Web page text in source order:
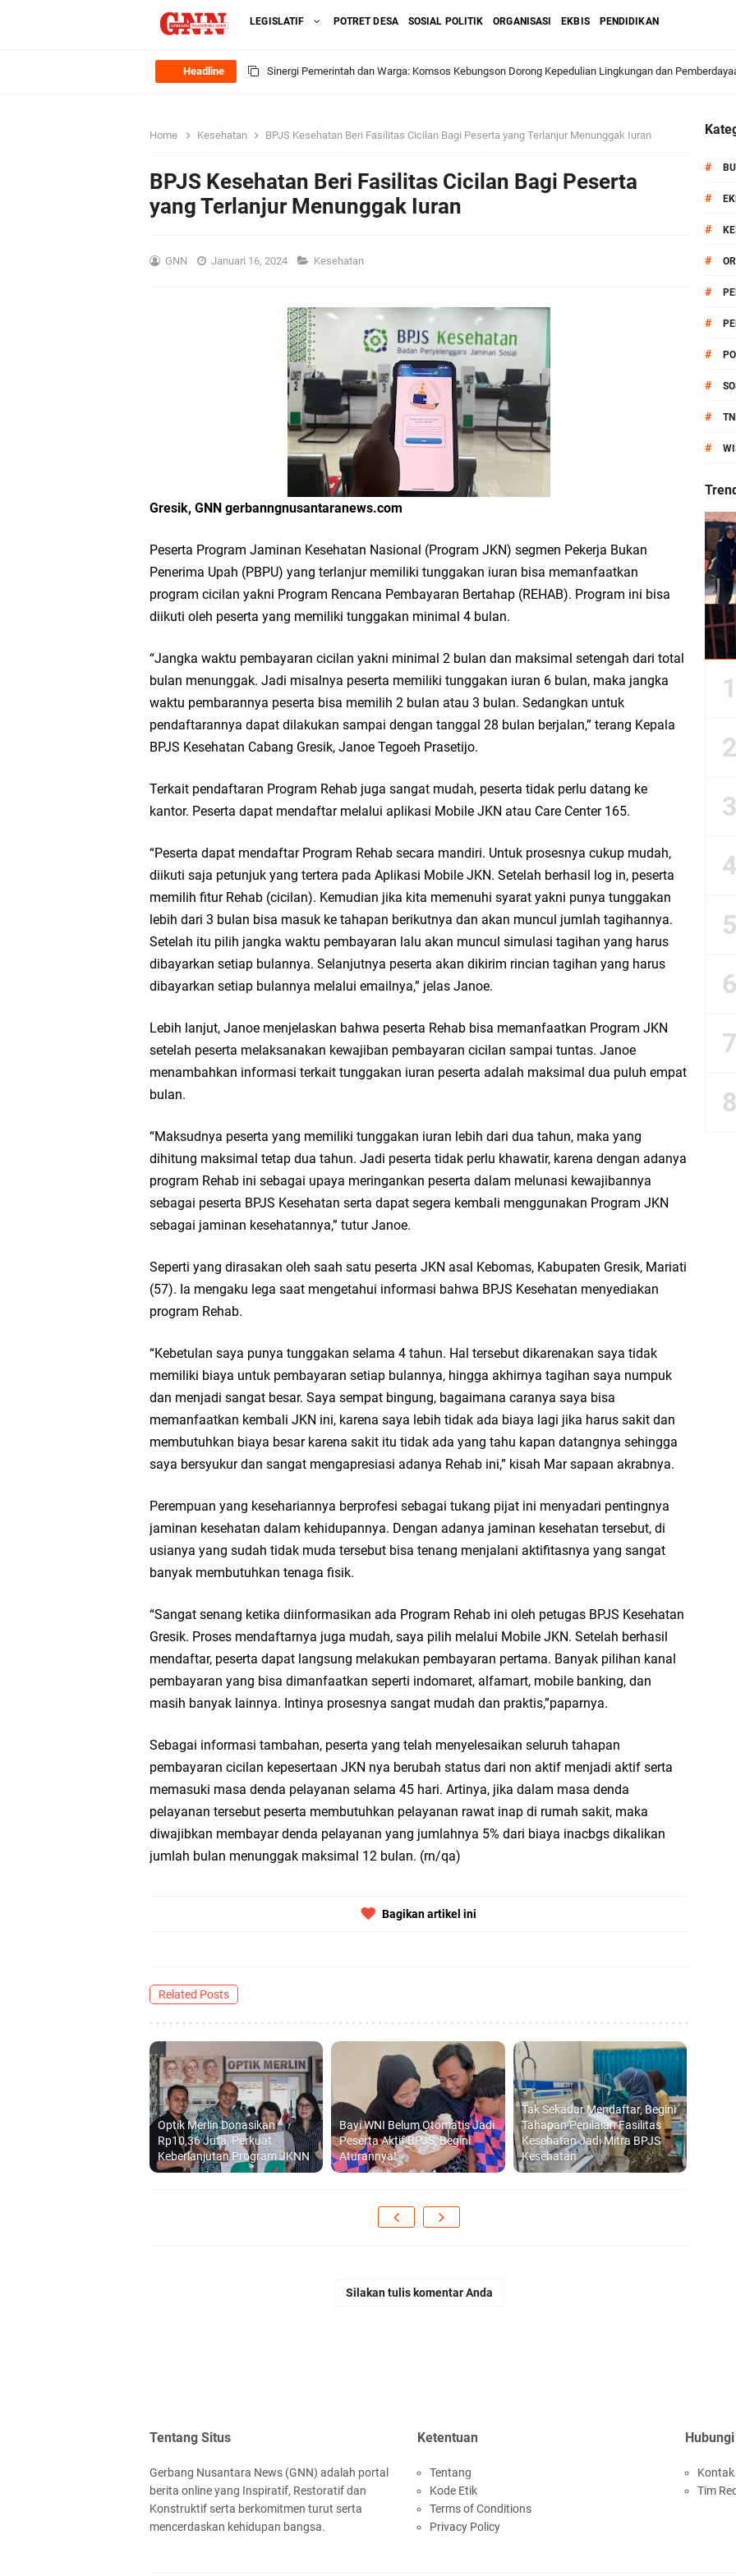
LEGISLATIF POTRET DESA SOSIAL POLITIK ORGANISASI EKBIS PENDIDIKAN
Headline Sinergi Pemerintah dan Warga: Komsos Kebungson Dorong Kepedulian Lingkungan dan
BerdampakNarasi
Bupati Gresik Cup 2026 siap Digelar, Ajang Strategis Cetak Atlet Menuju Porprov Jatim 2027
Workshop Petani Organik Pati Raya: Meneguhkan Kemandirian Pangan, Merawat Alam,
Tumpeng Nasi Krawu Pecahkan Rekor MURI, KWGe Angkat Kuliner Gresik ke Panggung Dunia
FOZ Jatim, BAZNAS, dan Kemenag Salurkan 22.456 Bingkisan Lebaran Yatim Serentak di Berbagai
Jawa Timur
Bupati Gresik Gus Yani Resmikan Kantor Desa Sidoraharjo: Simbol Komitmen Pelayanan Publik dan
Optik Merlin Donasikan Rp10,36 Juta, Perkuat Keberlanjutan Program JKNN
Ruwatan Malam Satu Suro di Dusun Kedungsekar Lor, Tradisi Luhur yang Terus Istiqomah
Ketua DPD Golkar Gresik Wongso Negoro Sambut Tahun Baru Islam 1448 H dengan Doa Kedamaian
Wakil Ketua DPRD Gresik Mujid Riduan Sampaikan Doa dan Harapan di Tahun Baru Islam 1448 H
Selamat Tahun Baru Islam 1 Muharram 1448 H: Pesan Hijrah Drs. H. Husnul Aqib, M.M. untuk Negeri
Reses Anggota DPRD Jabar M. Rizky di Desa Cibitung Wetan: Serap Aspirasi Petani dan Warga
Hari Jadi Pertama PHIGMA: Advokat dan LBH Perkuat Soliditas di Jakarta
Pemdes Cibanteng Salurkan PMT: Cegah Stunting, Perkuat Gizi Balita dan Ibu Hamil Narasi
Karang Taruna Gresik Perkuat Ekonomi Lewat Pemanfaatan Gedung C Islamic Center
Nila Yani Apresiasi Launching Komunitas Gowes dan Pasar Ahad Jajanan Jadul di Ecopark
Takmir Masjid KH Robbach Ma’sum Gelar Penyembelihan Hewan Qurban dari Bupati & Kepala
Gresik
DPC PDI Perjuangan Gresik Tebar Berkah Idul Adha, Bagikan Daging Kurban untuk Ratusan Warga
Ponpes Himmatul Khoiriyah Gelar Penyembelihan Hewan Qurban dari Keluarga Besar dr. Titin Ekowati
RT 03 RW 01 Patra Raya Rosewood Cerme Gresik Berbenah dan Bersolek, Siap Meriahkan HUT Ke 81
Home Kesehatan BPJS Kesehatan Beri Fasilitas Cicilan Bagi Peserta yang Terlanjur Menunggak Iuran
BPJS Kesehatan Beri Fasilitas Cicilan Bagi Peserta
yang Terlanjur Menunggak Iuran
GNN Januari 16, 2024 Kesehatan
Gresik, GNN gerbanngnusantaranews.com
Peserta Program Jaminan Kesehatan Nasional (Program JKN) segmen Pekerja Bukan
Penerima Upah (PBPU) yang terlanjur memiliki tunggakan iuran bisa memanfaatkan
program cicilan yakni Program Rencana Pembayaran Bertahap (REHAB). Program ini bisa
diikuti oleh peserta yang memiliki tunggakan minimal 4 bulan.
“Jangka waktu pembayaran cicilan yakni minimal 2 bulan dan maksimal setengah dari total
bulan menunggak. Jadi misalnya peserta memiliki tunggakan iuran 6 bulan, maka jangka
waktu pembarannya peserta bisa memilih 2 bulan atau 3 bulan. Sedangkan untuk
pendaftarannya dapat dilakukan sampai dengan tanggal 28 bulan berjalan,” terang Kepala
BPJS Kesehatan Cabang Gresik, Janoe Tegoeh Prasetijo.
Terkait pendaftaran Program Rehab juga sangat mudah, peserta tidak perlu datang ke
kantor. Peserta dapat mendaftar melalui aplikasi Mobile JKN atau Care Center 165.
“Peserta dapat mendaftar Program Rehab secara mandiri. Untuk prosesnya cukup mudah,
diikuti saja petunjuk yang tertera pada Aplikasi Mobile JKN. Setelah berhasil log in, peserta
memilih fitur Rehab (cicilan). Kemudian jika kita memenuhi syarat yakni punya tunggakan
lebih dari 3 bulan bisa masuk ke tahapan berikutnya dan akan muncul jumlah tagihannya.
Setelah itu pilih jangka waktu pembayaran lalu akan muncul simulasi tagihan yang harus
dibayarkan setiap bulannya. Selanjutnya peserta akan dikirim rincian tagihan yang harus
dibayarkan setiap bulannya melalui emailnya,” jelas Janoe.
Lebih lanjut, Janoe menjelaskan bahwa peserta Rehab bisa memanfaatkan Program JKN
setelah peserta melaksanakan kewajiban pembayaran cicilan sampai tuntas. Janoe
menambahkan informasi terkait tunggakan iuran peserta adalah maksimal dua puluh empat
bulan.
“Maksudnya peserta yang memiliki tunggakan iuran lebih dari dua tahun, maka yang
dihitung maksimal tetap dua tahun. Jadi peserta tidak perlu khawatir, karena dengan adanya
program Rehab ini sebagai upaya meringankan peserta dalam melunasi kewajibannya
sebagai peserta BPJS Kesehatan serta dapat segera kembali menggunakan Program JKN
sebagai jaminan kesehatannya,” tutur Janoe.
Seperti yang dirasakan oleh saah satu peserta JKN asal Kebomas, Kabupaten Gresik, Mariati
(57). Ia mengaku lega saat mengetahui informasi bahwa BPJS Kesehatan menyediakan
program Rehab.
“Kebetulan saya punya tunggakan selama 4 tahun. Hal tersebut dikarenakan saya tidak
memiliki biaya untuk pembayaran setiap bulannya, hingga akhirnya tagihan saya numpuk
dan menjadi sangat besar. Saya sempat bingung, bagaimana caranya saya bisa
memanfaatkan kembali JKN ini, karena saya lebih tidak ada biaya lagi jika harus sakit dan
membutuhkan biaya besar karena sakit itu tidak ada yang tahu kapan datangnya sehingga
saya bersyukur dan sangat mengapresiasi adanya Rehab ini,” kisah Mar sapaan akrabnya.
Perempuan yang kesehariannya berprofesi sebagai tukang pijat ini menyadari pentingnya
jaminan kesehatan dalam kehidupannya. Dengan adanya jaminan kesehatan tersebut, di
usianya yang sudah tidak muda tersebut bisa tenang menjalani aktifitasnya yang sangat
banyak membutuhkan tenaga fisik.
“Sangat senang ketika diinformasikan ada Program Rehab ini oleh petugas BPJS Kesehatan
Gresik. Proses mendaftarnya juga mudah, saya pilih melalui Mobile JKN. Setelah berhasil
mendaftar, peserta dapat langsung melakukan pembayaran pertama. Banyak pilihan kanal
pembayaran yang bisa dimanfaatkan seperti indomaret, alfamart, mobile banking, dan
masih banyak lainnya. Intinya prosesnya sangat mudah dan praktis,”paparnya.
Sebagai informasi tambahan, peserta yang telah menyelesaikan seluruh tahapan
pembayaran cicilan kepesertaan JKN nya berubah status dari non aktif menjadi aktif serta
memasuki masa denda pelayanan selama 45 hari. Artinya, jika dalam masa denda
pelayanan tersebut peserta membutuhkan pelayanan rawat inap di rumah sakit, maka
diwajibkan membayar denda pelayanan yang jumlahnya 5% dari biaya inacbgs dikalikan
jumlah bulan menunggak maksimal 12 bulan. (rn/qa)
Bagikan artikel ini
Related Posts
Optik Merlin Donasikan
Rp10,36 Juta, Perkuat
Keberlanjutan Program JKNN
Bayi WNI Belum Otomatis Jadi
Peserta Aktif BPJS, Begini
Aturannya!
Tak Sekadar Mendaftar, Begini
Tahapan Penilaian Fasilitas
Kesehatan Jadi Mitra BPJS
Kesehatan
Silakan tulis komentar Anda
#
#
#
#
#
#
#
#
# TNI
#
Tentang Situs
Gerbang Nusantara News (GNN) adalah portal
berita online yang Inspiratif, Restoratif dan
Konstruktif serta berkomitmen turut serta
mencerdaskan kehidupan bangsa.
Ketentuan
Tentang
Kode Etik
Terms of Conditions
Privacy Policy
Kontak
Tim